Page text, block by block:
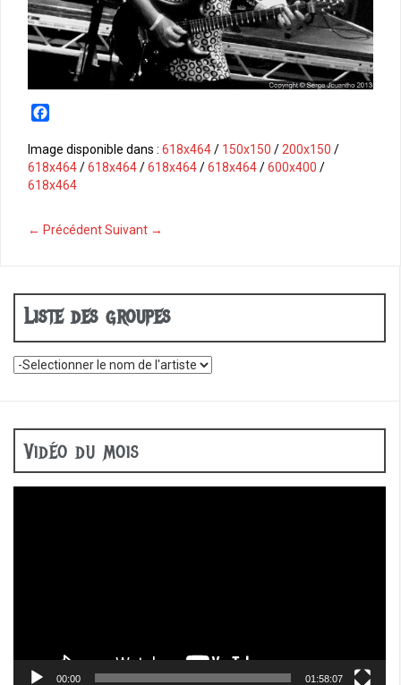
c
e
b
k
Image disponible dans : 618x464/ 150x150 / 200x150 /
618x464/618x464/618x464/618x464/600x400 /
618x464
← PrécédentSuivant →
Liste des groupes
Vidéo du mois
00:00 01:58:07